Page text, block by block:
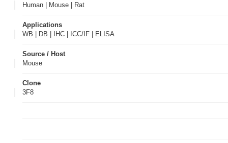
Human | Mouse | Rat
Applications
WB | DB | IHC | ICC/IF | ELISA
Source / Host
Mouse
Clone
3F8